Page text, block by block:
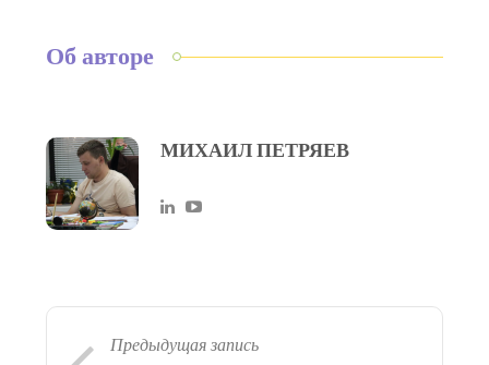
Об авторе
МИХАИЛ ПЕТРЯЕВ
Предыдущая запись